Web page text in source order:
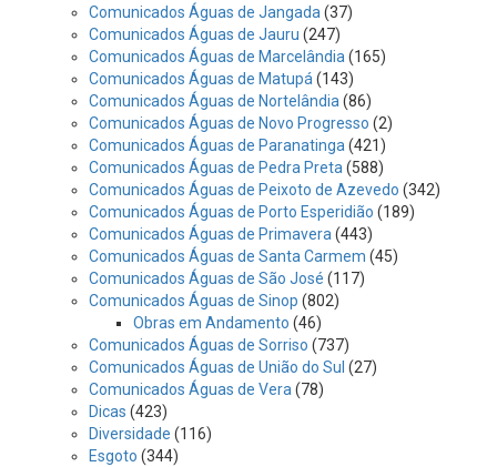
Comunicados Águas de Jangada (37)
Comunicados Águas de Jauru (247)
Comunicados Águas de Marcelândia (165)
Comunicados Águas de Matupá (143)
Comunicados Águas de Nortelândia (86)
Comunicados Águas de Novo Progresso (2)
Comunicados Águas de Paranatinga (421)
Comunicados Águas de Pedra Preta (588)
Comunicados Águas de Peixoto de Azevedo (342)
Comunicados Águas de Porto Esperidião (189)
Comunicados Águas de Primavera (443)
Comunicados Águas de Santa Carmem (45)
Comunicados Águas de São José (117)
Comunicados Águas de Sinop (802)
Obras em Andamento (46)
Comunicados Águas de Sorriso (737)
Comunicados Águas de União do Sul (27)
Comunicados Águas de Vera (78)
Dicas (423)
Diversidade (116)
Esgoto (344)